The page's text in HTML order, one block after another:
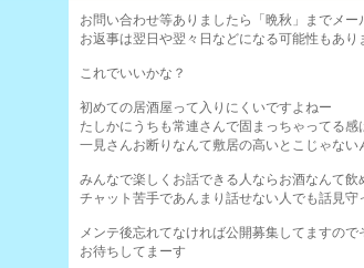
お問い合わせ等ありましたら「晩秋」までメー
お返事は翌日や翌々日などになる可能性もあ
これでいいかな？
初めての居酒屋って入りにくいですよねー
たしかにうちも常連さんで固まっちゃってる感
一見さんお断りなんて敷居の高いとこじゃない
みんなで楽しくお話できる人ならお酒なんて飲
チャット苦手であんまり話せない人でも話見守
メンテ後忘れてなければ公開募集してますの
お待ちしてまーす